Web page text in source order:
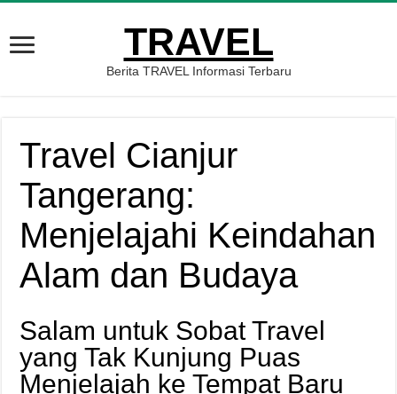
TRAVEL
Berita TRAVEL Informasi Terbaru
Travel Cianjur
Tangerang:
Menjelajahi Keindahan
Alam dan Budaya
Salam untuk Sobat Travel
yang Tak Kunjung Puas
Menjelajah ke Tempat Baru